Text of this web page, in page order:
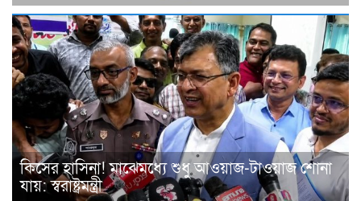
কিসের হাসিনা! মাঝেমধ্যে শুধু আওয়াজ-টাওয়াজ শোনা
যায়: স্বরাষ্ট্রমন্ত্রী